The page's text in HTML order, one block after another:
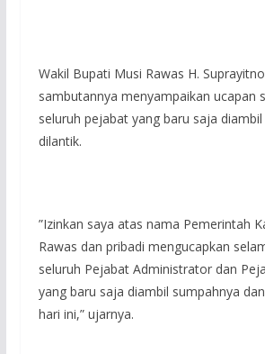
‎Wakil Bupati Musi Rawas H.
sambutannya menyampaikan ucapan
seluruh pejabat yang baru saja
dilantik.
‎”Izinkan saya atas nama Pemerintah
Rawas dan pribadi mengucapkan
seluruh Pejabat Administrator dan
yang baru saja diambil sumpahnya
hari ini,” ujarnya.